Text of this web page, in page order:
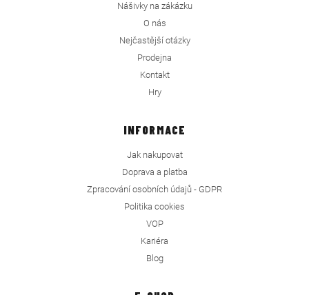
Nášivky na zákázku
O nás
Nejčastější otázky
Prodejna
Kontakt
Hry
INFORMACE
Jak nakupovat
Doprava a platba
Zpracování osobních údajů - GDPR
Politika cookies
VOP
Kariéra
Blog